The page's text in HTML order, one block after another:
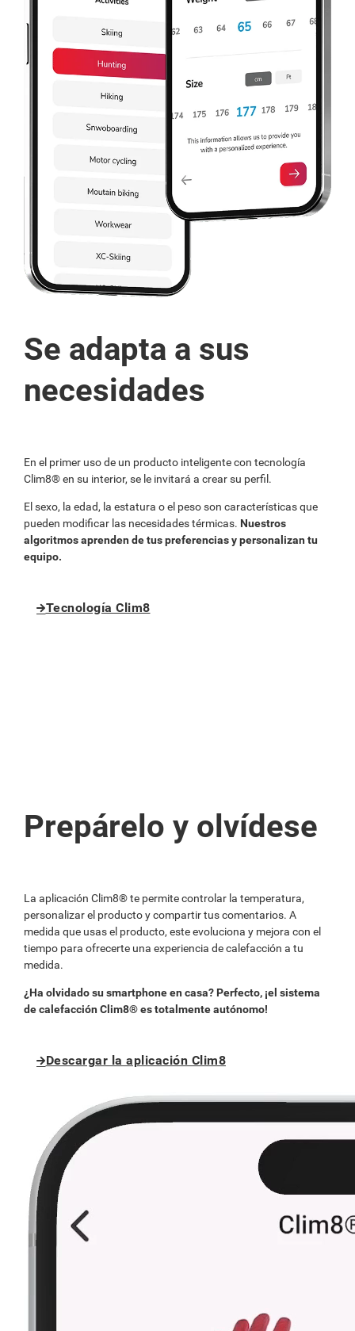
Se adapta a sus
necesidades
En el primer uso de un producto inteligente con tecnología
Clim8® en su interior, se le invitará a crear su perfil.
El sexo, la edad, la estatura o el peso son características que
pueden modificar las necesidades térmicas. Nuestros
algoritmos aprenden de tus preferencias y personalizan tu
equipo.
Tecnología Clim8
Prepárelo y olvídese
La aplicación Clim8® te permite controlar la temperatura,
personalizar el producto y compartir tus comentarios. A
medida que usas el producto, este evoluciona y mejora con el
tiempo para ofrecerte una experiencia de calefacción a tu
medida.
¿Ha olvidado su smartphone en casa? Perfecto, ¡el sistema
de calefacción Clim8® es totalmente autónomo!
Descargar la aplicación Clim8